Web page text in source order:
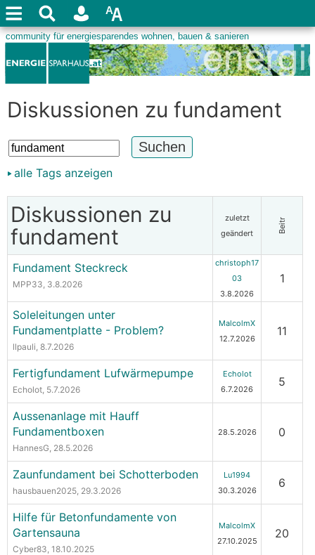
Diskussionen zu fundament
alle Tags anzeigen
Diskussionen zu
fundament
zuletzt
geändert
Beitr
Fundament Steckreck
MPP33, 3.8.2026
christoph17
03
3.8.2026
1
Soleleitungen unter
Fundamentplatte - Problem?
llpauli, 8.7.2026
MalcolmX
12.7.2026
11
Fertigfundament Lufwärmepumpe
Echolot, 5.7.2026
Echolot
6.7.2026
5
Aussenanlage mit Hauff
Fundamentboxen
HannesG, 28.5.2026
28.5.2026 0
Zaunfundament bei Schotterboden
hausbauen2025, 29.3.2026
Lu1994
30.3.2026
6
Hilfe für Betonfundamente von
Gartensauna
Cyber83, 18.10.2025
MalcolmX
27.10.2025
20